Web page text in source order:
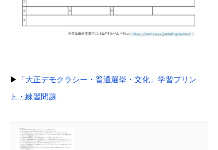
▶ 「大正デモクラシー・普通選挙・文化」学習プリン
ト・練習問題